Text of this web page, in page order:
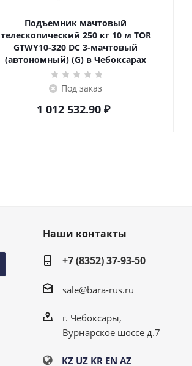
Подъемник мачтовый
телескопический 250 кг 10 м TOR
GTWY10-320 DC 3-мачтовый
(автономный) (G) в Чебоксарах
Под заказ
1 012 532.90 ₽
Наши контакты
+7 (8352) 37-93-50
sale@bara-rus.ru
г. Чебоксары,
Вурнарское шоссе д.7
KZ UZ KR EN AZ